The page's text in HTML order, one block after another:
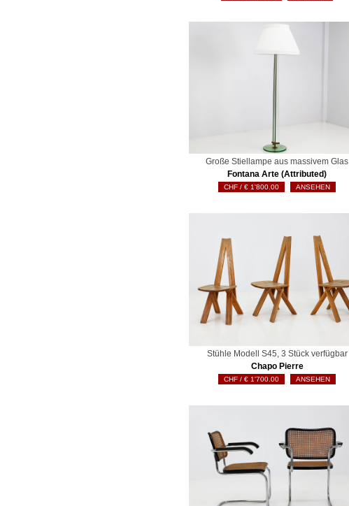
Große Stiellampe aus massivem Glas
Fontana Arte (Attributed)
€ 1'800.00 ANSEHEN
Stühle Modell S45, 3 Stück verfügbar
Chapo Pierre
€ 1'700.00 ANSEHEN